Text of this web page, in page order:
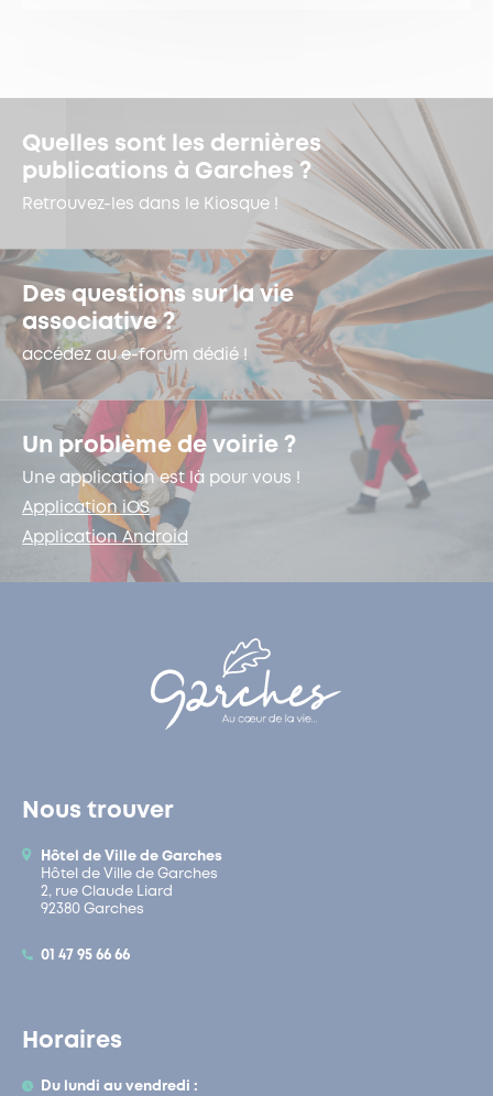
Quelles sont les dernières
publications à Garches ?
Retrouvez-les dans le Kiosque !
Des questions sur la vie
associative ?
accédez au e-forum dédié !
Un problème de voirie ?
Une application est là pour vous !
Application iOS
Application Android
Nous trouver
Hôtel de Ville de Garches
Hôtel de Ville de Garches
2, rue Claude Liard
92380 Garches
01 47 95 66 66
Horaires
Du lundi au vendredi :